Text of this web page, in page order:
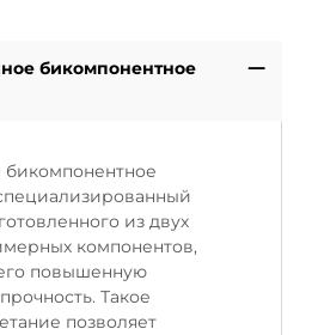
бикомпонентное
из двух
компонентов,
повышенную
Такое
позволяет